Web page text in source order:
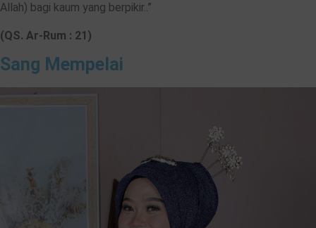
Allah) bagi kaum yang berpikir..”
(QS. Ar-Rum : 21)
Sang Mempelai